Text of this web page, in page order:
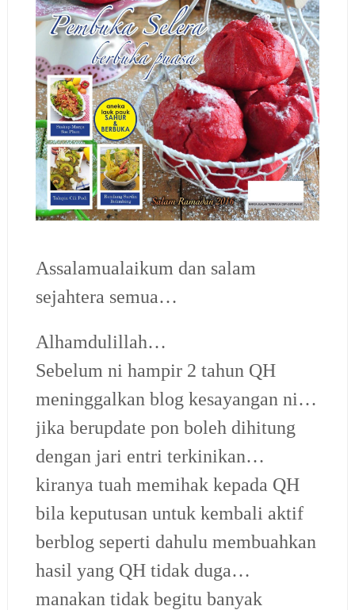
Assalamualaikum dan salam
sejahtera semua…
Alhamdulillah…
Sebelum ni hampir 2 tahun QH
meninggalkan blog kesayangan ni…
jika berupdate pon boleh dihitung
dengan jari entri terkinikan…
kiranya tuah memihak kepada QH
bila keputusan untuk kembali aktif
berblog seperti dahulu membuahkan
hasil yang QH tidak duga…
manakan tidak begitu banyak